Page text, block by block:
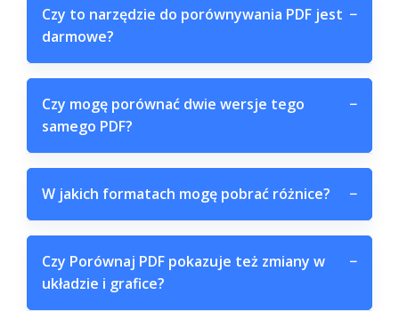
Czy to narzędzie do porównywania PDF jest
darmowe?
−
Czy mogę porównać dwie wersje tego
samego PDF?
−
W jakich formatach mogę pobrać różnice? −
Czy Porównaj PDF pokazuje też zmiany w
układzie i grafice?
−